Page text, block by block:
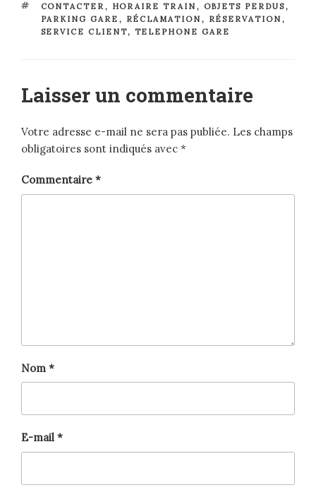
ÉTIQUETTES
CONTACTER, HORAIRE TRAIN , OBJETS PERDUS,
PARKING GARE , RÉCLAMATION , RÉSERVATION ,
SERVICE CLIENT, TELEPHONE GARE
Laisser un commentaire
Votre adresse e-mail ne sera pas publiée. Les champs
obligatoires sont indiqués avec *
Commentaire *
Nom *
E-mail *